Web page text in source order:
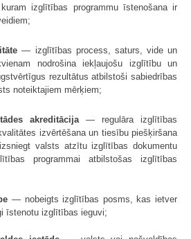
kuram izglītības programmu īstenošana ir
— izglītības process, saturs, vide un
nodrošina iekļaujošu izglītību un
rezultātus atbilstoši sabiedrības
noteiktajiem mērķiem;
akreditācija— regulāra izglītības
izvērtēšana un tiesību piešķiršana
valsts atzītu izglītības dokumentu
programmai atbilstošas izglītības
— nobeigts izglītības posms, kas ietver
īstenotu izglītības ieguvi;